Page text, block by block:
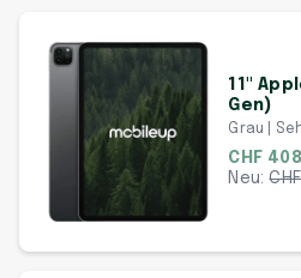
11"
Gen)
Grau |
CHF
Neu: